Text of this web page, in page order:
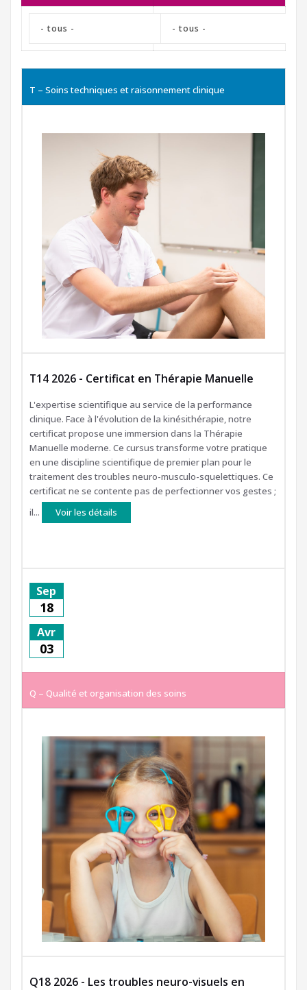
T – Soins techniques et raisonnement clinique
T14 2026 - Certificat en Thérapie Manuelle
L'expertise scientifique au service de la performance
clinique. Face à l'évolution de la kinésithérapie, notre
certificat propose une immersion dans la Thérapie
Manuelle moderne. Ce cursus transforme votre pratique
en une discipline scientifique de premier plan pour le
traitement des troubles neuro-musculo-squelettiques. Ce
certificat ne se contente pas de perfectionner vos gestes ;
il...
Voir les détails
18
Sep
03
Avr
Q – Qualité et organisation des soins
Q18 2026 - Les troubles neuro-visuels en